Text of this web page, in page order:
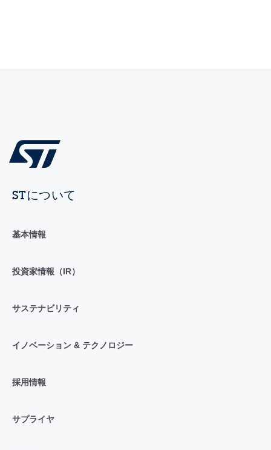
STについて
基本情報
投資家情報（IR）
サステナビリティ
イノベーション & テクノロジー
採用情報
サプライヤ